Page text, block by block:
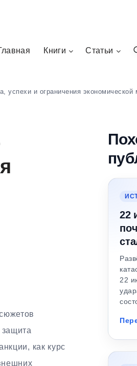
Главная Книги Статьи
успехи и ограничения экономической
как курс
22
22